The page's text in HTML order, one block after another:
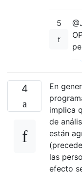
5
—
4
En
implica
de
están
las
efecto